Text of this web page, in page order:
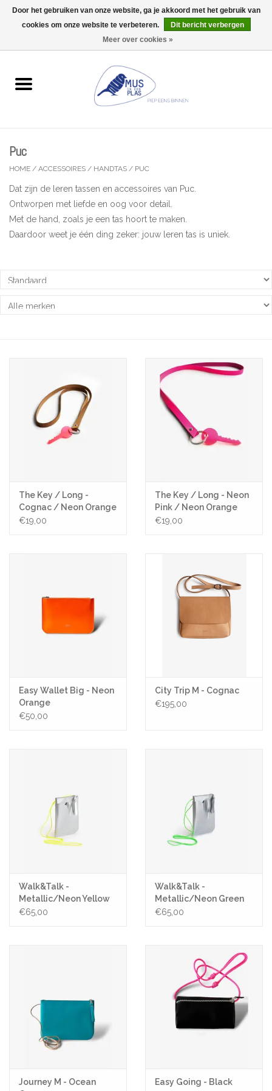
0 Artikelen - €0,00
Wenskaarten
Kleine gelukjes
Troost
Puc
HOME / ACCESSOIRES / HANDTAS / PUC
Dat zijn de leren tassen en accessoires van Puc.
Ontworpen met liefde en oog voor detail.
Met de hand, zoals je een tas hoort te maken.
Daardoor weet je één ding zeker: jouw leren tas is uniek.
The Key / Long -
Cognac / Neon Orange
key
€19,00
The Key / Long - Neon
Pink / Neon Orange
key
€19,00
Easy Wallet Big - Neon
Orange
€50,00
City Trip M - Cognac
€195,00
Walk&Talk -
Metallic/Neon Yellow
Strap
€65,00
Walk&Talk -
Metallic/Neon Green
Strap
€65,00
Journey M - Ocean
Easy Going - Black
Door het gebruiken van onze website, ga je akkoord met het gebruik van
cookies om onze website te verbeteren.
Dit bericht verbergen
Meer over cookies »
Wij zijn uitzonderlijk gesloten op Do 06/08 en Do 13/08